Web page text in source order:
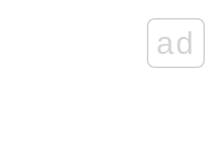
ad